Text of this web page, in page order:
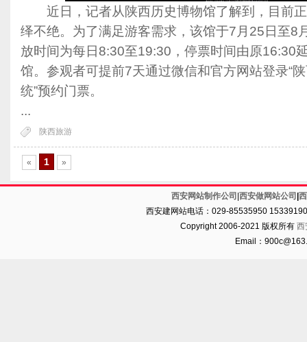
近日，记者从陕西历史博物馆了解到，目前正
绎不绝。为了满足游客需求，该馆于7月25日至8
放时间为每日8:30至19:30，停票时间由原16:30
馆。参观者可提前7天通过微信和官方网站登录“
统”预约门票。
...
陕西旅游
« 1 »
西安网站制作公司 西安做网站公司
西安建网站电话：029-85535950
Copyright 2006-2021 版权所有 西
Email：